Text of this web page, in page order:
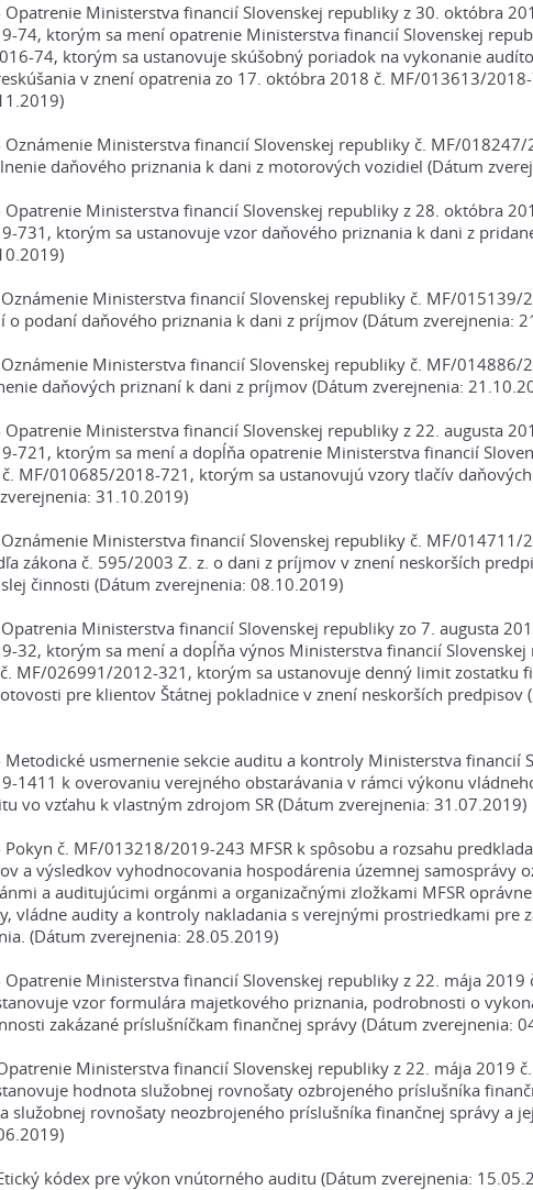
Opatrenie Ministerstva financií Slovenskej republiky z 30. októbra
74, ktorým sa mení opatrenie Ministerstva financií Slovenskej
74, ktorým sa ustanovuje skúšobný poriadok na vykonanie
v znení opatrenia zo 17. októbra 2018 č. MF/013613/
Oznámenie Ministerstva financií Slovenskej republiky č. MF/
daňového priznania k dani z motorových vozidiel (Dátum
Opatrenie Ministerstva financií Slovenskej republiky z 28. októbra
731, ktorým sa ustanovuje vzor daňového priznania k dani z
Ministerstva financií Slovenskej republiky č. MF/015139/
o podaní daňového priznania k dani z príjmov (Dátum zverejnenia:
Ministerstva financií Slovenskej republiky č. MF/014886/
daňových priznaní k dani z príjmov (Dátum zverejnenia:
Opatrenie Ministerstva financií Slovenskej republiky z 22. augusta
721, ktorým sa mení a dopĺňa opatrenie Ministerstva financií
MF/010685/2018-721, ktorým sa ustanovujú vzory tlačív
31.10.2019)
Ministerstva financií Slovenskej republiky č. MF/014711/
zákona č. 595/2003 Z. z. o dani z príjmov v znení neskorších
činnosti (Dátum zverejnenia: 08.10.2019)
Ministerstva financií Slovenskej republiky zo 7. augusta
32, ktorým sa mení a dopĺňa výnos Ministerstva financií Slovenskej
MF/026991/2012-321, ktorým sa ustanovuje denný limit zostatku
pre klientov Štátnej pokladnice v znení neskorších predpisov
Metodické usmernenie sekcie auditu a kontroly Ministerstva financií
1411 k overovaniu verejného obstarávania v rámci výkonu
vo vzťahu k vlastným zdrojom SR (Dátum zverejnenia: 31.07.2019)
Pokyn č. MF/013218/2019-243 MFSR k spôsobu a rozsahu
a výsledkov vyhodnocovania hospodárenia územnej samosprávy
a auditujúcimi orgánmi a organizačnými zložkami MFSR
vládne audity a kontroly nakladania s verejnými prostriedkami pre
(Dátum zverejnenia: 28.05.2019)
Opatrenie Ministerstva financií Slovenskej republiky z 22. mája
vzor formulára majetkového priznania, podrobnosti o
zakázané príslušníčkam finančnej správy (Dátum zverejnenia:
Ministerstva financií Slovenskej republiky z 22. mája 2019
hodnota služobnej rovnošaty ozbrojeného príslušníka
služobnej rovnošaty neozbrojeného príslušníka finančnej správy a
kódex pre výkon vnútorného auditu (Dátum zverejnenia: